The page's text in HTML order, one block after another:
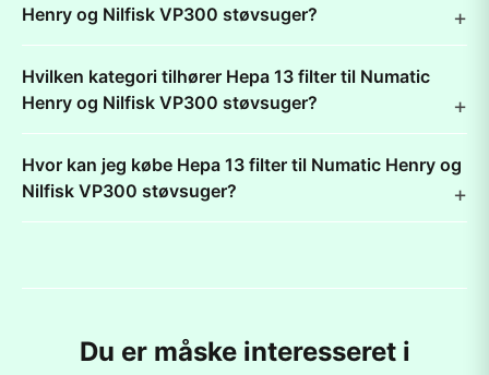
Henry og Nilfisk VP300 støvsuger?
Hvilken kategori tilhører Hepa 13 filter til Numatic
Henry og Nilfisk VP300 støvsuger?
Hvor kan jeg købe Hepa 13 filter til Numatic Henry og
Nilfisk VP300 støvsuger?
Du er måske interesseret i